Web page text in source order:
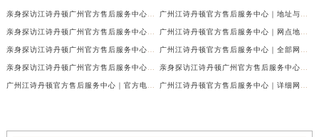
亲身探访江诗丹顿广州官方售后服务中心｜最新网点地址及热线（2026年7月最新） 广州江诗丹顿官方售后服务中心｜地址与官方电话权威信息公示（2026年7月最新）
亲身探访江诗丹顿广州官方售后服务中心｜热线电话与网点地址（2026年7月最新） 广州江诗丹顿官方售后服务中心｜网点地址与热线权威信息公示（2026年7月最新）
亲身探访江诗丹顿广州官方售后服务中心｜官方电话和维修地址（2026年7月最新） 广州江诗丹顿官方售后服务中心｜全部网点地址及24小时热线权威信息公示（2026年6月最新）
亲身探访江诗丹顿广州官方售后服务中心｜全新地址及服务热线（2026年6月最新） 亲身探访江诗丹顿广州官方售后服务中心｜全新服务热线及门店地址（2026年6月最新）
广州江诗丹顿官方售后服务中心｜官方电话及服务网点地址权威信息公示（2026年6月最新） 广州江诗丹顿官方售后服务中心｜详细网点地址与售后热线权威信息公示（2026年6月最新）